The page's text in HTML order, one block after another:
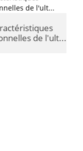
de l'ult...